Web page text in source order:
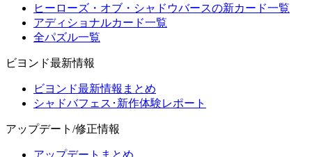
ヒーローズ・オブ・シャドウバースの新カード一覧
アディショナルカード一覧
全パズル一覧
ビヨンド最新情報
ビヨンド最新情報まとめ
シャドバフェス･新作体験レポート
アップデート/修正情報
アップデートまとめ